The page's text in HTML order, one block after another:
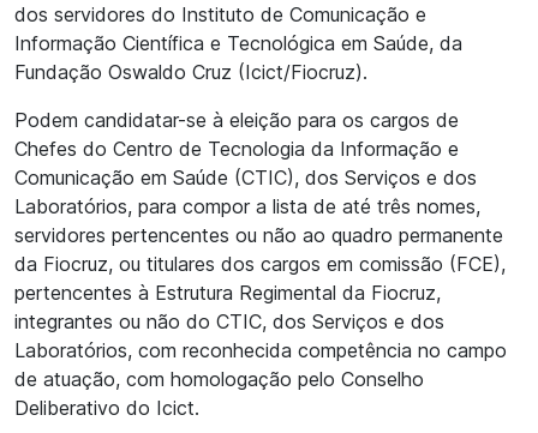
dos servidores do Instituto de Comunicação e
Informação Científica e Tecnológica em Saúde, da
Fundação Oswaldo Cruz (Icict/Fiocruz).
Podem candidatar-se à eleição para os cargos de
Chefes do Centro de Tecnologia da Informação e
Comunicação em Saúde (CTIC), dos Serviços e dos
Laboratórios, para compor a lista de até três nomes,
servidores pertencentes ou não ao quadro permanente
da Fiocruz, ou titulares dos cargos em comissão (FCE),
pertencentes à Estrutura Regimental da Fiocruz,
integrantes ou não do CTIC, dos Serviços e dos
Laboratórios, com reconhecida competência no campo
de atuação, com homologação pelo Conselho
Deliberativo do Icict.